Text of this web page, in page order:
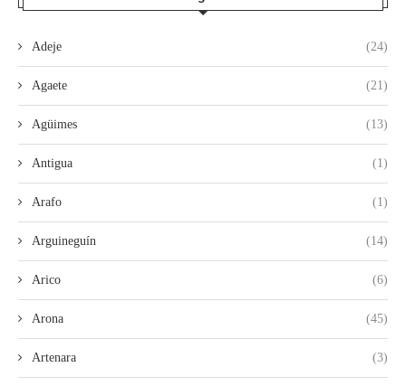
Adeje (24)
Agaete (21)
Agüimes (13)
Antigua (1)
Arafo (1)
Arguineguín (14)
Arico (6)
Arona (45)
Artenara (3)